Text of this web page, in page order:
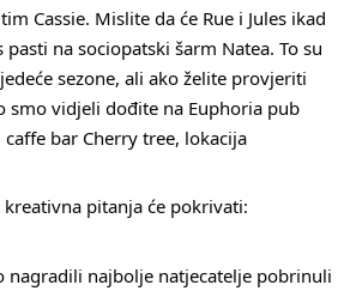
Cassie. Mislite da će Rue i Jules ikad
pasti na sociopatski šarm Natea. To su
sezone, ali ako želite provjeriti
smo vidjeli dođite na Euphoria pub
bar Cherry tree, lokacija
kreativna pitanja će pokrivati:
nagradili najbolje natjecatelje pobrinuli